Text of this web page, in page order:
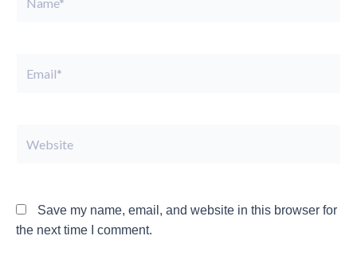
Save my name, email, and website in this browser for
the next time I comment.